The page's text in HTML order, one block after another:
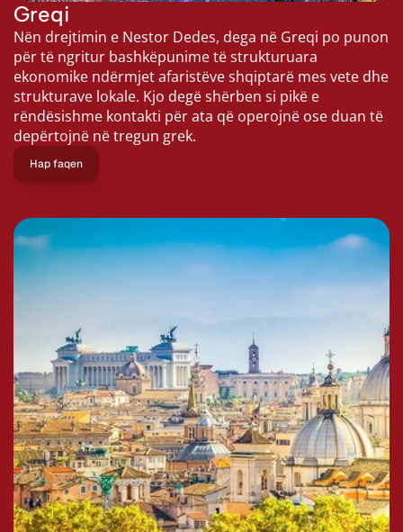
Greqi
Nën drejtimin e Nestor Dedes, dega në Greqi po punon
për të ngritur bashkëpunime të strukturuara
ekonomike ndërmjet afaristëve shqiptarë mes vete dhe
strukturave lokale. Kjo degë shërben si pikë e
rëndësishme kontakti për ata që operojnë ose duan të
depërtojnë në tregun grek.
Hap faqen